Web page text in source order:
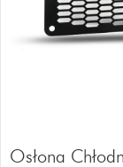
Osłona